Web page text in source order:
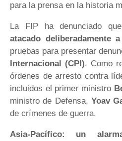
para la prensa en la historia
La FIP ha denunciado
atacado deliberadamente
pruebas para presentar
Internacional (CPI). Como
órdenes de arresto contra
incluidos el primer ministro
ministro de Defensa, Yoav
de crímenes de guerra.
Asia-Pacífico: un